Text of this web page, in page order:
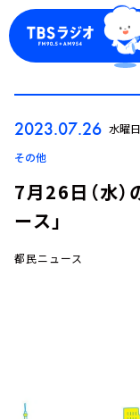
2023.07.26 水曜日
その他
7月26日（水
ース」
都民ニュース